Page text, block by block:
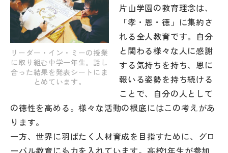
リーダー・イン・ミーの授業
に取り組む中学一年生。話し
合った結果を発表シートにま
とめています。
片山学園の教育理念は、
「孝・恩・徳」に集約さ
れる全人教育です。自分
と関わる様々な人に感謝
する気持ちを持ち、恩に
報いる姿勢を持ち続ける
ことで、自分の人として
の徳性を高める。様々な活動の根底にはこの考えがあ
ります。
一方、世界に羽ばたく人材育成を目指すために、グロ
ーバル教育にも力を入れています。高校1年生が参加